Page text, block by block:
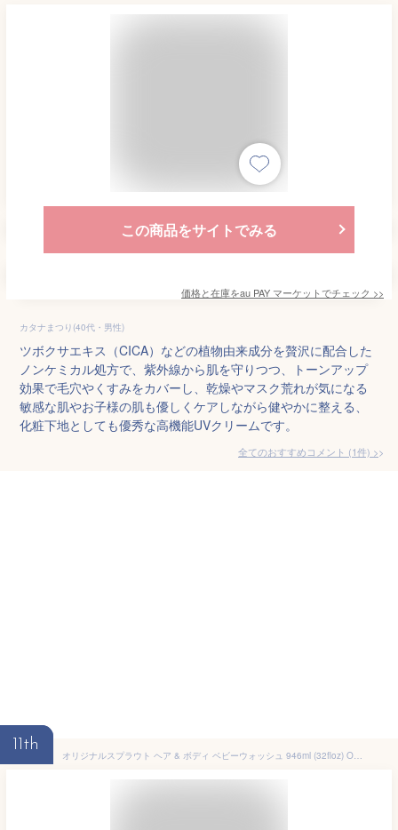
この商品をサイトでみる
価格と在庫をau PAY マーケットでチェック >>
カタナまつり(40代・男性)
ツボクサエキス（CICA）などの植物由来成分を贅沢に配合した
ノンケミカル処方で、紫外線から肌を守りつつ、トーンアップ
効果で毛穴やくすみをカバーし、乾燥やマスク荒れが気になる
敏感な肌やお子様の肌も優しくケアしながら健やかに整える、
化粧下地としても優秀な高機能UVクリームです。
全てのおすすめコメント (1件) >
11th
オリジナルスプラウト ヘア & ボディ ベビーウォッシュ 946ml (32floz) Original Sprout Hair & Body Babywash 植物成分 ハーブ 低刺激性